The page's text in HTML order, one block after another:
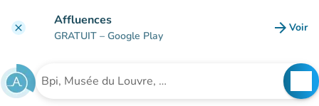
clear Affluences
GRATUIT – Google Play arrow_forward Voir
Rechercher un établissement